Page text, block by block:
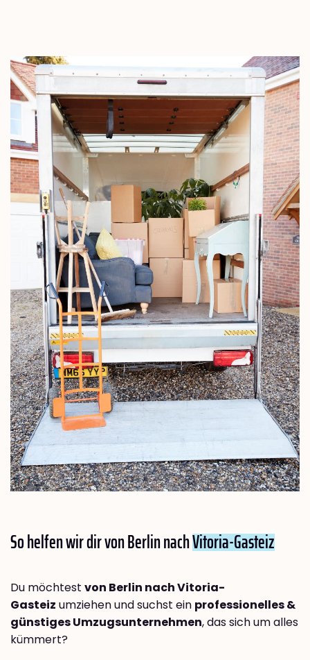
So helfen wir dir von Berlin nachVitoria-Gasteiz
Du möchtest von Berlin nach Vitoria-
Gasteiz umziehen und suchst ein professionelles &
günstiges Umzugsunternehmen, das sich um alles
kümmert?